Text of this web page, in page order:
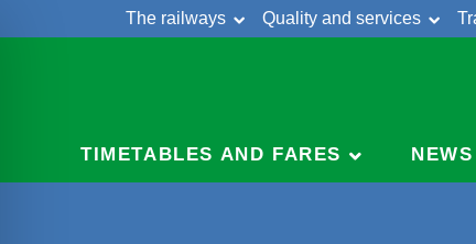
The railways Quality and services
TIMETABLES AND FARES NEWS